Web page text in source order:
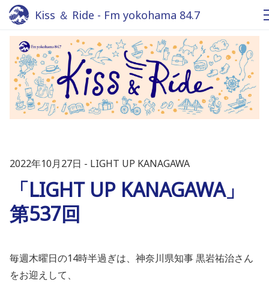
Kiss ＆ Ride - Fm yokohama 84.7
2022年10月27日 LIGHT UP KANAGAWA
「LIGHT UP KANAGAWA」
第537回
毎週木曜日の14時半過ぎは、神奈川県知事 黒岩祐治さん
をお迎えして、